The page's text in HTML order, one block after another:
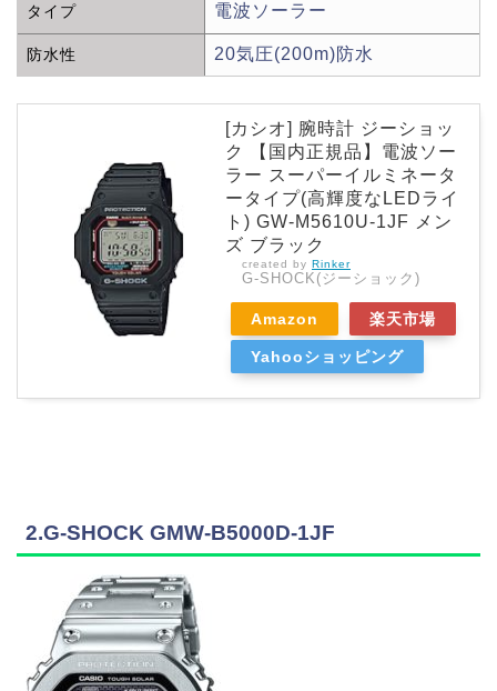
タイプ 電波ソーラー
防水性 20気圧(200m)防水
[カシオ] 腕時計 ジーショッ
ク 【国内正規品】電波ソー
ラー スーパーイルミネータ
ータイプ(高輝度なLEDライ
ト) GW-M5610U-1JF メン
ズ ブラック
created by Rinker
G-SHOCK(ジーショック)
Amazon 楽天市場
Yahooショッピング
2.G-SHOCK GMW-B5000D-1JF